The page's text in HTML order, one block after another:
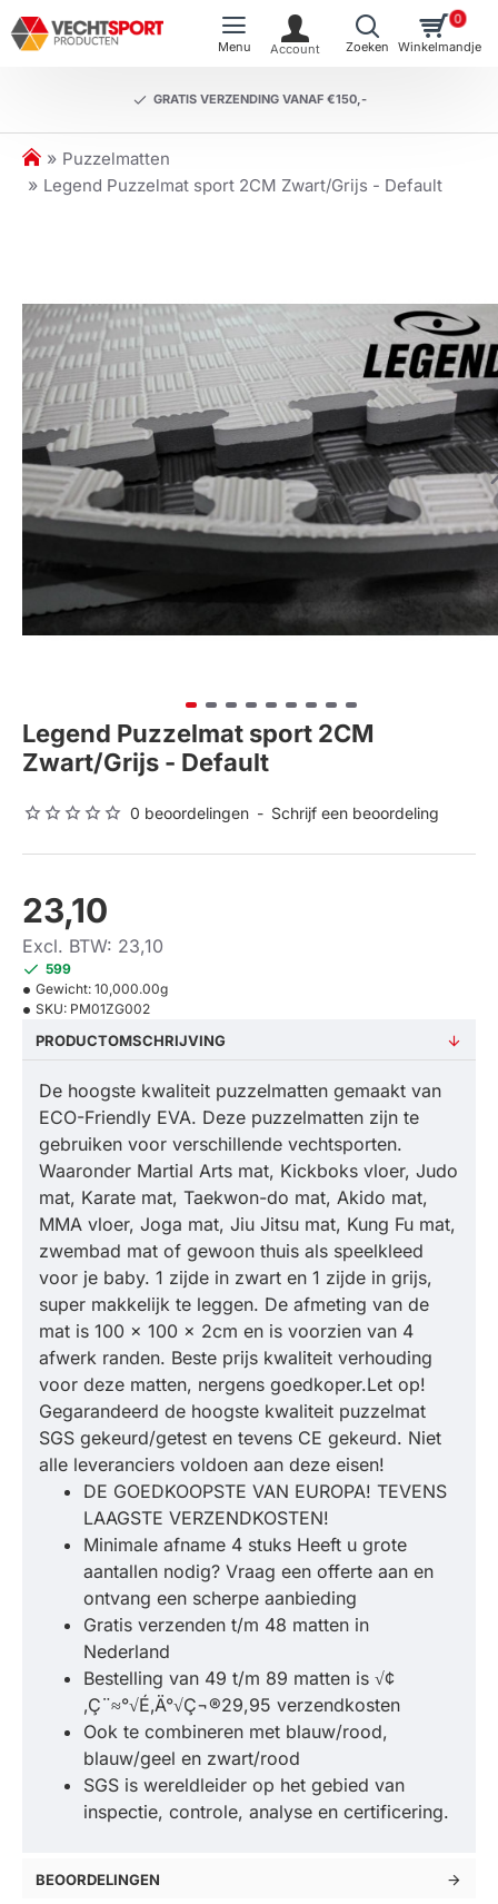
GRATIS VERZENDING VANAF €150,-
0
h
o
Puzzelmatten
Legend Puzzelmat sport 2CM Zwart/Grijs - Default
Legend Puzzelmat sport 2CM
Zwart/Grijs - Default
0 beoordelingen - Schrijf een beoordeling
23,10
Excl. BTW: 23,10
599
Gewicht: 10,000.00g
SKU: PM01ZG002
PRODUCTOMSCHRIJVING
De hoogste kwaliteit puzzelmatten gemaakt van
ECO-Friendly EVA. Deze puzzelmatten zijn te
gebruiken voor verschillende vechtsporten.
Waaronder Martial Arts mat, Kickboks vloer, Judo
mat, Karate mat, Taekwon-do mat, Akido mat,
MMA vloer, Joga mat, Jiu Jitsu mat, Kung Fu mat,
zwembad mat of gewoon thuis als speelkleed
voor je baby. 1 zijde in zwart en 1 zijde in grijs,
super makkelijk te leggen. De afmeting van de
mat is 100 x 100 x 2cm en is voorzien van 4
afwerk randen. Beste prijs kwaliteit verhouding
voor deze matten, nergens goedkoper.Let op!
Gegarandeerd de hoogste kwaliteit puzzelmat
SGS gekeurd/getest en tevens CE gekeurd. Niet
alle leveranciers voldoen aan deze eisen!
DE GOEDKOOPSTE VAN EUROPA! TEVENS
LAAGSTE VERZENDKOSTEN!
Minimale afname 4 stuks Heeft u grote
aantallen nodig? Vraag een offerte aan en
ontvang een scherpe aanbieding
Gratis verzenden t/m 48 matten in
Nederland
Bestelling van 49 t/m 89 matten is √¢
‚Ç¨≈°√É‚Ä°√Ç¬®29,95 verzendkosten
Ook te combineren met blauw/rood,
blauw/geel en zwart/rood
SGS is wereldleider op het gebied van
inspectie, controle, analyse en certificering.
BEOORDELINGEN